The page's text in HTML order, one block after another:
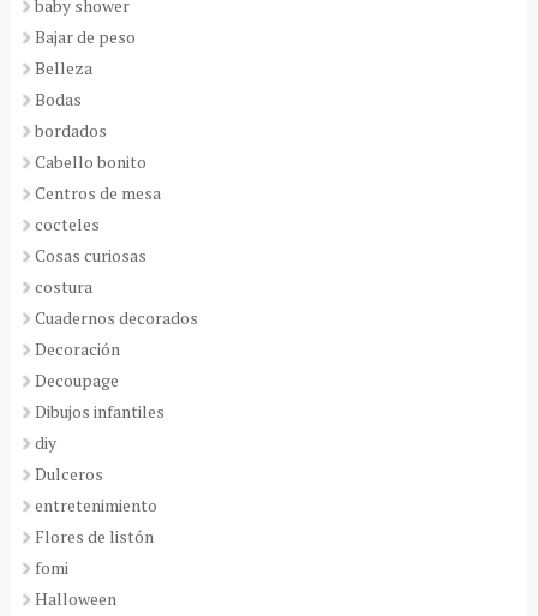
baby shower
Bajar de peso
Belleza
Bodas
bordados
Cabello bonito
Centros de mesa
cocteles
Cosas curiosas
costura
Cuadernos decorados
Decoración
Decoupage
Dibujos infantiles
diy
Dulceros
entretenimiento
Flores de listón
fomi
Halloween